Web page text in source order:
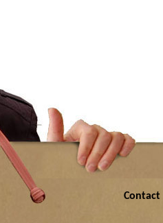
Contact